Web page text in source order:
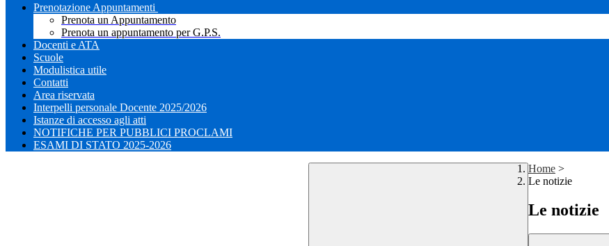
Prenotazione Appuntamenti
Prenota un Appuntamento
Prenota un appuntamento per G.P.S.
Docenti e ATA
Scuole
Modulistica utile
Contatti
Area riservata
Interpelli personale Docente 2025/2026
Istanze di accesso agli atti
NOTIFICHE PER PUBBLICI PROCLAMI
ESAMI DI STATO 2025-2026
Home >
Le notizie
Le notizie